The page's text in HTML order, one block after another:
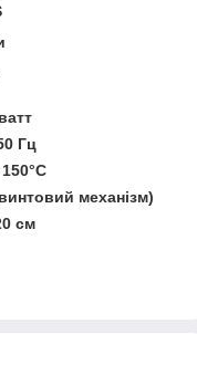
Гц
механізм)
см